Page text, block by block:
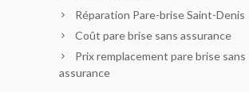
Réparation Pare-brise Saint-Denis
Coût pare brise sans assurance
Prix remplacement pare brise sans
assurance